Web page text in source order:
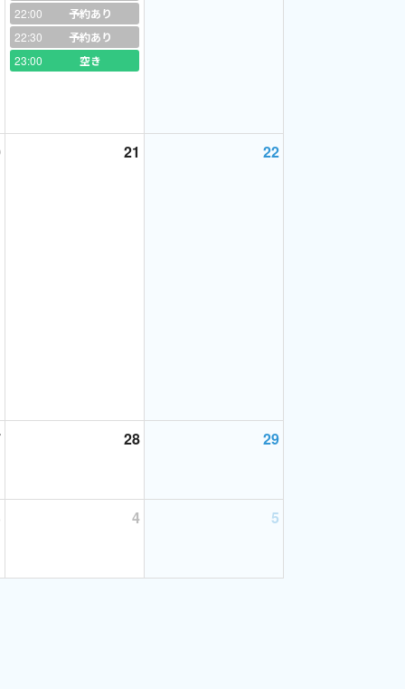
ただける方優先ですので指定枠のご利用が不規
。
しまいます。
22:00 予約あり
22:30 予約あり
23:00 空き
21 22
28 29
4 5